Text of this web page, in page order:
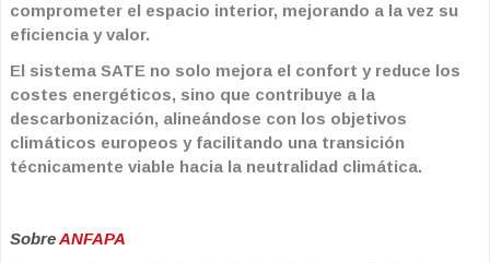
comprometer el espacio interior, mejorando a la vez su
eficiencia y valor.
El sistema SATE no solo mejora el confort y reduce los
costes energéticos, sino que contribuye a la
descarbonización, alineándose con los objetivos
climáticos europeos y facilitando una transición
técnicamente viable hacia la neutralidad climática.
SobreANFAPA